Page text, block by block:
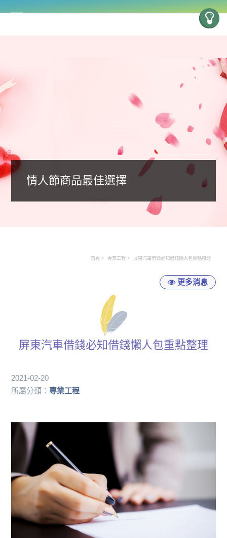
情人節商品最佳選擇
首頁 專業工程 屏東汽車借錢必知借錢懶人包重點整理
更多消息
屏東汽車借錢必知借錢懶人包重點整理
2021-02-20
所屬分類：專業工程